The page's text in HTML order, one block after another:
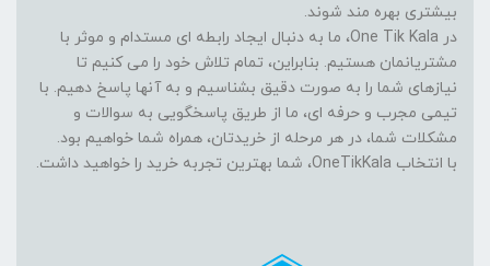
بیشتری بهره مند شوند.
در One Tik Kala، ما به دنبال ایجاد رابطه ای مستدام و موثر با
مشتریانمان هستیم. بنابراین، تمام تلاش خود را می کنیم تا
نیازهای شما را به صورت دقیق بشناسیم و به آنها پاسخ دهیم. با
تیمی مجرب و حرفه ای، ما از طریق پاسخگویی به سوالات و
مشکلات شما، در هر مرحله از خریدتان، همراه شما خواهیم بود.
با انتخاب OneTikKala، شما بهترین تجربه خرید را خواهید داشت.